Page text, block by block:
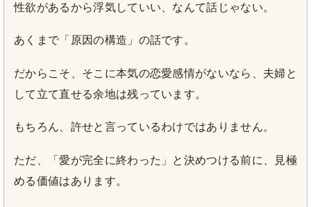
性欲があるから浮気していい、なんて話じゃない。
あくまで「原因の構造」の話です。
だからこそ、そこに本気の恋愛感情がないなら、夫婦と
して立て直せる余地は残っています。
もちろん、許せと言っているわけではありません。
ただ、「愛が完全に終わった」と決めつける前に、見極
める価値はあります。